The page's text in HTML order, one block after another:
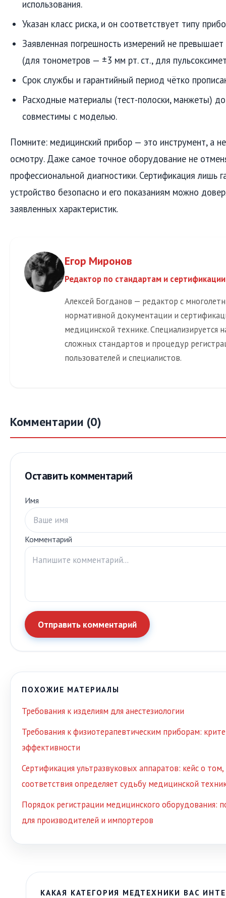
использования.
Указан класс риска, и он соответствует типу
Заявленная погрешность измерений не
(для тонометров — ±3 мм рт. ст., для
Срок службы и гарантийный период чётко
Расходные материалы (тест-полоски, манжеты)
совместимы с моделью.
Помните: медицинский прибор — это инструмент, а
осмотру. Даже самое точное оборудование не
профессиональной диагностики. Сертификация лишь
устройство безопасно и его показаниям можно
заявленных характеристик.
Егор Миронов
Редактор по стандартам и сертификации
Алексей Богданов — редактор с
нормативной документации и
медицинской технике. Специализируется
сложных стандартов и процедур
пользователей и специалистов.
Комментарии (0)
Оставить комментарий
Имя
Комментарий
Отправить комментарий
ПОХОЖИЕ МАТЕРИАЛЫ
Требования к изделиям для анестезиологии
Требования к физиотерапевтическим приборам:
эффективности
Сертификация ультразвуковых аппаратов: кейс о
соответствия определяет судьбу медицинской
Порядок регистрации медицинского оборудования:
для производителей и импортеров
КАКАЯ КАТЕГОРИЯ МЕДТЕХНИКИ ВАС